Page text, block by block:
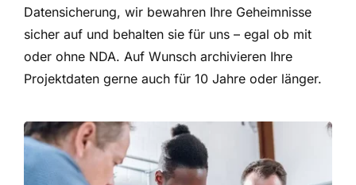
Datensicherung, wir bewahren Ihre Geheimnisse
sicher auf und behalten sie für uns – egal ob mit
oder ohne NDA. Auf Wunsch archivieren Ihre
Projektdaten gerne auch für 10 Jahre oder länger.